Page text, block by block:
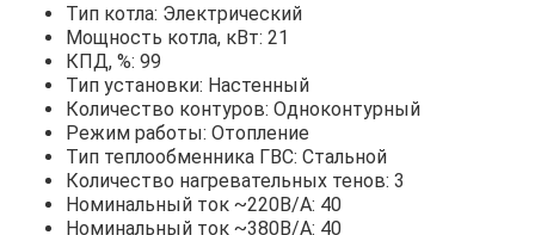
Тип котла: Электрический
Мощность котла, кВт: 21
КПД, %: 99
Тип установки: Настенный
Количество контуров: Одноконтурный
Режим работы: Отопление
Тип теплообменника ГВС: Стальной
Количество нагревательных тенов: 3
Номинальный ток ~220В/А: 40
Номинальный ток ~380В/А: 40